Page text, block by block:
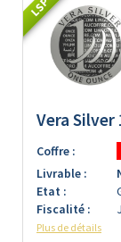
LSP
Vera Silver
Coffre :
Livrable :
Etat :
Fiscalité :
Plus de détails